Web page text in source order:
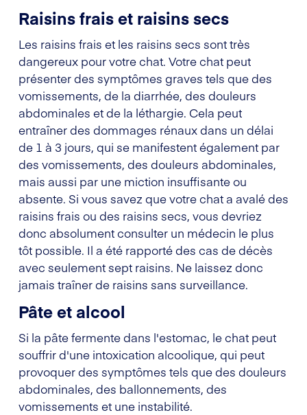
Raisins frais et raisins secs
Les raisins frais et les raisins secs sont très
dangereux pour votre chat. Votre chat peut
présenter des symptômes graves tels que des
vomissements, de la diarrhée, des douleurs
abdominales et de la léthargie. Cela peut
entraîner des dommages rénaux dans un délai
de 1 à 3 jours, qui se manifestent également par
des vomissements, des douleurs abdominales,
mais aussi par une miction insuffisante ou
absente. Si vous savez que votre chat a avalé des
raisins frais ou des raisins secs, vous devriez
donc absolument consulter un médecin le plus
tôt possible. Il a été rapporté des cas de décès
avec seulement sept raisins. Ne laissez donc
jamais traîner de raisins sans surveillance.
Pâte et alcool
Si la pâte fermente dans l'estomac, le chat peut
souffrir d'une intoxication alcoolique, qui peut
provoquer des symptômes tels que des douleurs
abdominales, des ballonnements, des
vomissements et une instabilité.